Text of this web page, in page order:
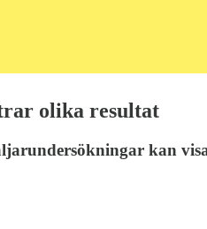
olika resultat
kan